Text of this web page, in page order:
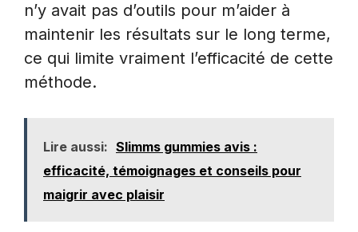
n’y avait pas d’outils pour m’aider à
maintenir les résultats sur le long terme,
ce qui limite vraiment l’efficacité de cette
méthode.
Lire aussi: Slimms gummies avis :
efficacité, témoignages et conseils pour
maigrir avec plaisir